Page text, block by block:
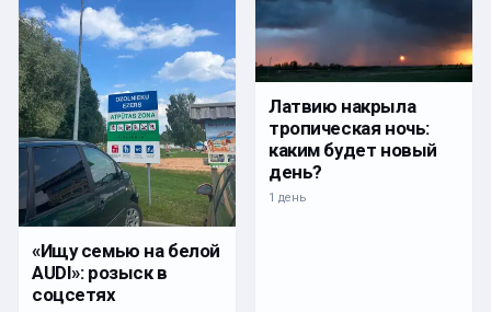
«Ищу семью на белой
AUDI»: розыск в
соцсетях
Латвию накрыла
тропическая ночь:
каким будет новый
день?
1 день